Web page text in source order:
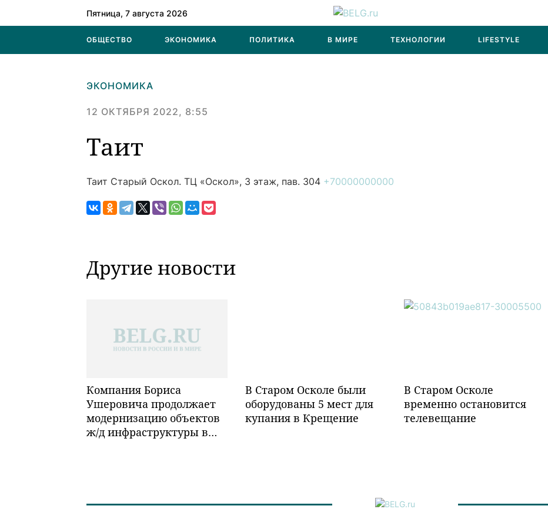
Пятница, 7 августа 2026
ОБЩЕСТВО ЭКОНОМИКА ПОЛИТИКА В МИРЕ ТЕХНОЛОГИИ LIFESTYLE
ЭКОНОМИКА
12 ОКТЯБРЯ 2022, 8:55
Таит
Таит Старый Оскол. ТЦ «Оскол», 3 этаж, пав. 304 +70000000000
Другие новости
Компания Бориса
Ушеровича продолжает
модернизацию объектов
ж/д инфраструктуры в
В Старом Осколе были
оборудованы 5 мест для
купания в Крещение
В Старом Осколе
временно остановится
телевещание